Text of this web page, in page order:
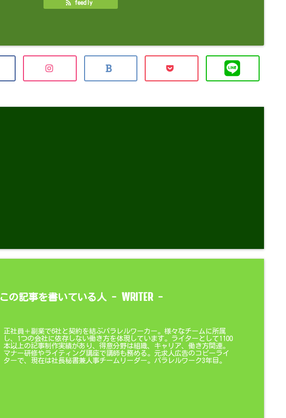
feedly
この記事を書いている人 - WRITER-
正社員＋副業で6社と契約を結ぶパラレルワーカー。様々なチームに所属
し、1つの会社に依存しない働き方を体現しています。ライターとして1100
本以上の記事制作実績があり、得意分野は組織、キャリア、働き方関連。
マナー研修やライティング講座で講師も務める。元求人広告のコピーライ
ターで、現在は社長秘書兼人事チームリーダー。パラレルワーク3年目。